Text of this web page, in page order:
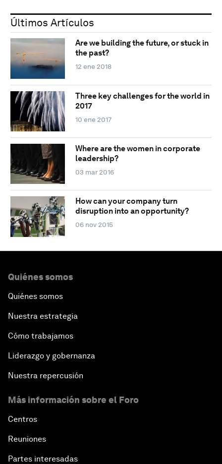
Últimos Artículos
Are we building the future, or stuck in
the past?
12 ene 2018
Three key challenges for the world in
2017
10 ene 2017
Where are the women in corporate
leadership?
03 mar 2016
How can your company turn
disruption into an opportunity?
06 nov 2015
Quiénes somos
Quiénes somos
Nuestra estrategia
Cómo trabajamos
Liderazgo y gobernanza
Nuestra repercusión
Más información sobre el Foro
Centros
Reuniones
Partes interesadas